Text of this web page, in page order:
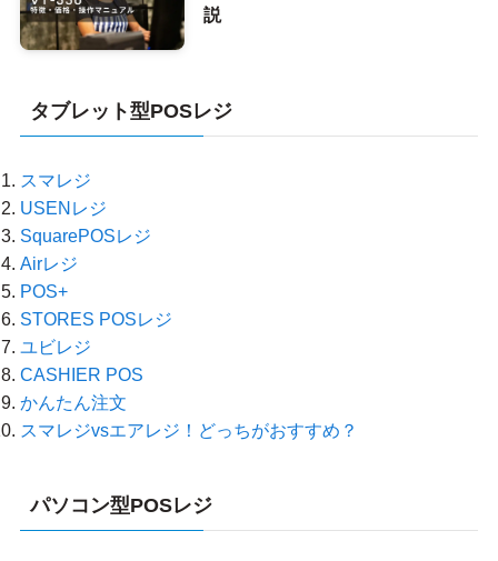
説
タブレット型POSレジ
スマレジ
USENレジ
SquarePOSレジ
Airレジ
POS+
STORES POSレジ
ユビレジ
CASHIER POS
かんたん注文
スマレジvsエアレジ！どっちがおすすめ？
パソコン型POSレジ